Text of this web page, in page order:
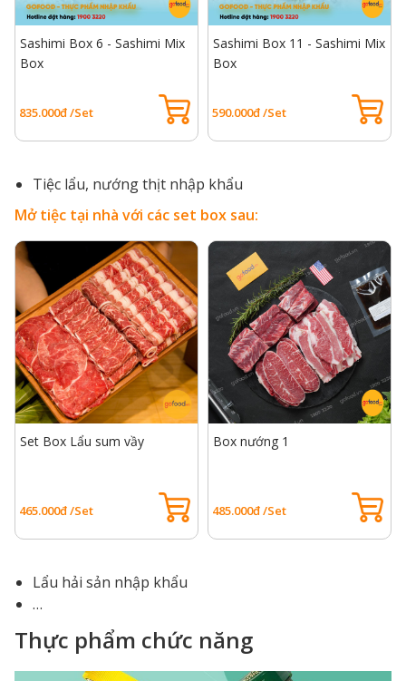
Sashimi Box 6 - Sashimi Mix
Box
835.000đ /Set
Sashimi Box 11 - Sashimi Mix
Box
590.000đ /Set
Tiệc lẩu, nướng thịt nhập khẩu
Mở tiệc tại nhà với các set box sau:
Set Box Lẩu sum vầy
465.000đ /Set
Box nướng 1
485.000đ /Set
Lẩu hải sản nhập khẩu
…
Thực phẩm chức năng